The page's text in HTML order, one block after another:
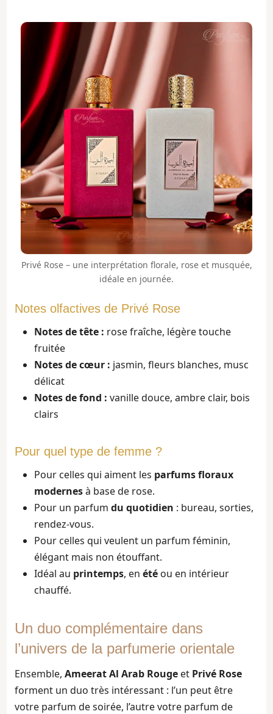
Privé Rose – une interprétation florale, rose et musquée,
idéale en journée.
Notes olfactives de Privé Rose
Notes de tête : rose fraîche, légère touche
fruitée
Notes de cœur : jasmin, fleurs blanches, musc
délicat
Notes de fond : vanille douce, ambre clair, bois
clairs
Pour quel type de femme ?
Pour celles qui aiment les parfums floraux
modernesà base de rose.
Pour un parfumdu quotidien : bureau, sorties,
rendez-vous.
Pour celles qui veulent un parfum féminin,
élégant mais non étouffant.
Idéal au printemps, enété ou en intérieur
chauffé.
Un duo complémentaire dans
l’univers de la parfumerie orientale
Ensemble,Ameerat Al Arab Rouge et Privé Rose
forment un duo très intéressant : l’un peut être
votre parfum de soirée, l’autre votre parfum de